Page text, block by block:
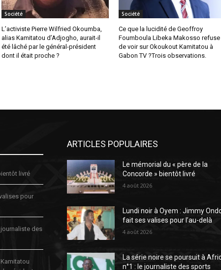
Société
L’activiste Pierre Wilfried Okoumba,
alias Kamitatou d’Adjogho, aurait-il
été lâché par le général-président
dont il était proche ?
Société
Ce que la lucidité de Geoffroy
Foumboula Libeka Makosso refuse
de voir sur Okoukout Kamitatou à
Gabon TV ?Trois observations.
livré
pour
des
ARTICLES POPULAIRES
Le mémorial du « père de la
Concorde » bientôt livré
4 août 2026
Lundi noir à Oyem : Jimmy
fait ses valises pour l’au-delà
4 août 2026
La série noire se poursuit à
n°1 : le journaliste des sports